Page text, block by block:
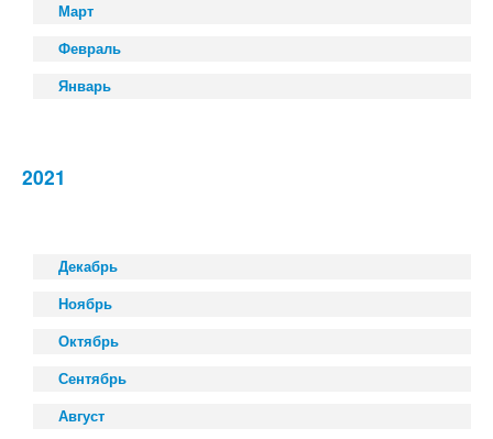
Март
Февраль
Январь
2021
Декабрь
Ноябрь
Октябрь
Сентябрь
Август